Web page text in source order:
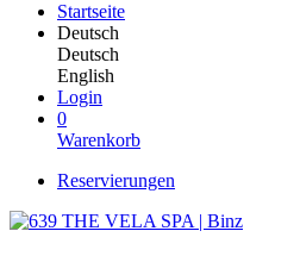
Startseite
Deutsch
Deutsch
English
Login
0
Warenkorb
Reservierungen